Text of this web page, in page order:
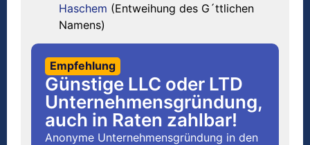
Haschem (Entweihung des G´ttlichen
Namens)
Empfehlung
Günstige LLC oder LTD
Unternehmensgründung,
auch in Raten zahlbar!
Anonyme Unternehmensgründung in den